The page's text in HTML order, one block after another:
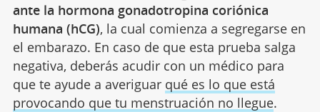
ante la hormona gonadotropina coriónica
humana (hCG), la cual comienza a segregarse en
el embarazo. En caso de que esta prueba salga
negativa, deberás acudir con un médico para
que te ayude a averiguar qué es lo que está
provocando que tu menstruación no llegue.